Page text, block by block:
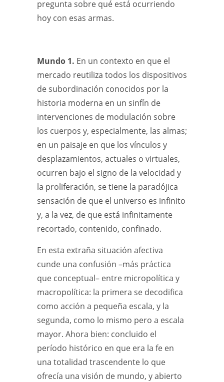
pregunta sobre qué está ocurriendo
hoy con esas armas.
Mundo 1. En un contexto en que el
mercado reutiliza todos los dispositivos
de subordinación conocidos por la
historia moderna en un sinfín de
intervenciones de modulación sobre
los cuerpos y, especialmente, las almas;
en un paisaje en que los vínculos y
desplazamientos, actuales o virtuales,
ocurren bajo el signo de la velocidad y
la proliferación, se tiene la paradójica
sensación de que el universo es infinito
y, a la vez, de que está infinitamente
recortado, contenido, confinado.
En esta extraña situación afectiva
cunde una confusión –más práctica
que conceptual– entre micropolítica y
macropolítica: la primera se decodifica
como acción a pequeña escala, y la
segunda, como lo mismo pero a escala
mayor. Ahora bien: concluido el
período histórico en que era la fe en
una totalidad trascendente lo que
ofrecía una visión de mundo, y abierto